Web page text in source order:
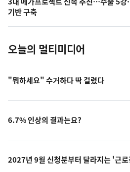
사
진
기반 구축
오늘의 멀티미디어
"뭐하세요" 수거하다 딱 걸렸다
6.7% 인상의 결과는요?
2027년 9월 신청분부터 달라지는 '근